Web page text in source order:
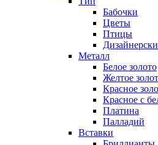
Бабочки
Цветы
Птицы
Металл
Белое золото
Желтое
Красное
Красное с
Платина
Палладий
Вставки